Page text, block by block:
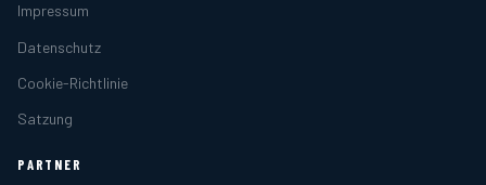
Impressum
Datenschutz
Cookie-Richtlinie
Satzung
PARTNER